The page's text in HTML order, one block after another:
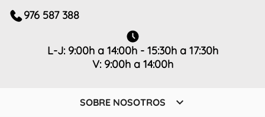
976 587 388
L-J: 9:00h a 14:00h - 15:30h a 17:30h
V: 9:00h a 14:00h
SOBRE NOSOTROS 